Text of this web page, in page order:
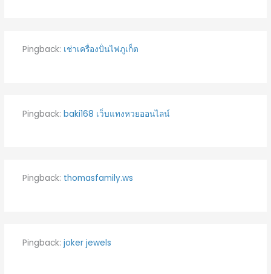
Pingback: เช่าเครื่องปั่นไฟภูเก็ต
Pingback: baki168 เว็บแทงหวยออนไลน์
Pingback: thomasfamily.ws
Pingback: joker jewels